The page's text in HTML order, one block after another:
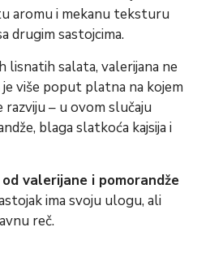
aromu i mekanu teksturu
drugim sastojcima.
lisnatih salata, valerijana ne
više poput platna na kojem
razviju – u ovom slučaju
blaga slatkoća kajsija i
valerijane i pomorandže
ima svoju ulogu, ali
reč.